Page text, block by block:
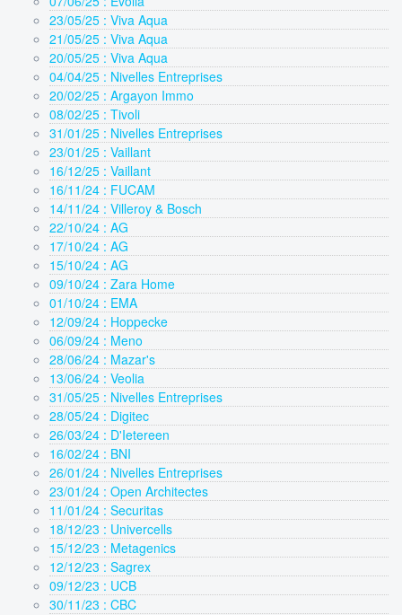
23/05/25 : Viva Aqua
21/05/25 : Viva Aqua
20/05/25 : Viva Aqua
04/04/25 : Nivelles Entreprises
20/02/25 : Argayon Immo
08/02/25 : Tivoli
31/01/25 : Nivelles Entreprises
23/01/25 : Vaillant
16/12/25 : Vaillant
16/11/24 : FUCAM
14/11/24 : Villeroy & Bosch
22/10/24 : AG
17/10/24 : AG
15/10/24 : AG
09/10/24 : Zara Home
01/10/24 : EMA
12/09/24 : Hoppecke
06/09/24 : Meno
28/06/24 : Mazar's
13/06/24 : Veolia
31/05/25 : Nivelles Entreprises
28/05/24 : Digitec
26/03/24 : D'Ietereen
16/02/24 : BNI
26/01/24 : Nivelles Entreprises
23/01/24 : Open Architectes
11/01/24 : Securitas
18/12/23 : Univercells
15/12/23 : Metagenics
12/12/23 : Sagrex
09/12/23 : UCB
30/11/23 : CBC